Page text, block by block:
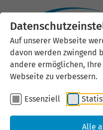
Auf unserer Webseite
davon werden zwingend
andere ermöglichen,
Webseite zu verbessern.
Essenziell
Alle
Wir
Website
anzubieten.
(z.B.